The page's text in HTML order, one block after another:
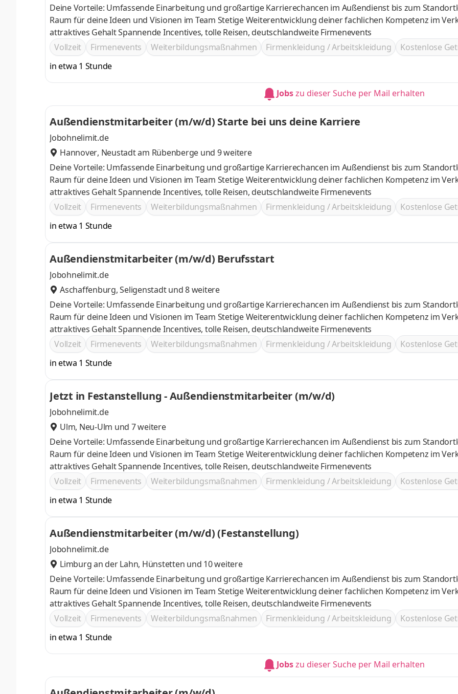
Deine Vorteile: Umfassende Einarbeitung und großartige Karrierechancen im Außendienst bis zum
Raum für deine Ideen und Visionen im Team Stetige Weiterentwicklung deiner fachlichen Kompetenz im Verkauf und
attraktives Gehalt Spannende Incentives, tolle Reisen, deutschlandweite Firmenevents
Vollzeit
Firmenevents Weiterbildungsmaßnahmen Firmenkleidung / Arbeitskleidung Kostenlose
in etwa 1 Stunde
Jobszu dieser Suche per Mail erhalten
Außendienstmitarbeiter (m/w/d) Starte bei uns deine Karriere
Jobohnelimit.de
Hannover, Neustadt am Rübenberge und 9 weitere
Deine Vorteile: Umfassende Einarbeitung und großartige Karrierechancen im Außendienst bis zum
Raum für deine Ideen und Visionen im Team Stetige Weiterentwicklung deiner fachlichen Kompetenz im Verkauf und
attraktives Gehalt Spannende Incentives, tolle Reisen, deutschlandweite Firmenevents
Vollzeit
Firmenevents Weiterbildungsmaßnahmen Firmenkleidung / Arbeitskleidung Kostenlose
in etwa 1 Stunde
Außendienstmitarbeiter (m/w/d) Berufsstart
Jobohnelimit.de
Aschaffenburg,Seligenstadtund 8 weitere
Deine Vorteile: Umfassende Einarbeitung und großartige Karrierechancen im Außendienst bis zum
Raum für deine Ideen und Visionen im Team Stetige Weiterentwicklung deiner fachlichen Kompetenz im Verkauf und
attraktives Gehalt Spannende Incentives, tolle Reisen, deutschlandweite Firmenevents
Vollzeit
Firmenevents Weiterbildungsmaßnahmen Firmenkleidung / Arbeitskleidung Kostenlose
in etwa 1 Stunde
Jetzt in Festanstellung - Außendienstmitarbeiter (m/w/d)
Jobohnelimit.de
Ulm, Neu-Ulm und 7 weitere
Deine Vorteile: Umfassende Einarbeitung und großartige Karrierechancen im Außendienst bis zum
Raum für deine Ideen und Visionen im Team Stetige Weiterentwicklung deiner fachlichen Kompetenz im Verkauf und
attraktives Gehalt Spannende Incentives, tolle Reisen, deutschlandweite Firmenevents
Vollzeit
Firmenevents Weiterbildungsmaßnahmen Firmenkleidung / Arbeitskleidung Kostenlose
in etwa 1 Stunde
Außendienstmitarbeiter (m/w/d) (Festanstellung)
Jobohnelimit.de
Limburg an der Lahn, Hünstetten und 10 weitere
Deine Vorteile: Umfassende Einarbeitung und großartige Karrierechancen im Außendienst bis zum
Raum für deine Ideen und Visionen im Team Stetige Weiterentwicklung deiner fachlichen Kompetenz im Verkauf und
attraktives Gehalt Spannende Incentives, tolle Reisen, deutschlandweite Firmenevents
Vollzeit
Firmenevents Weiterbildungsmaßnahmen Firmenkleidung / Arbeitskleidung Kostenlose
in etwa 1 Stunde
Jobszu dieser Suche per Mail erhalten